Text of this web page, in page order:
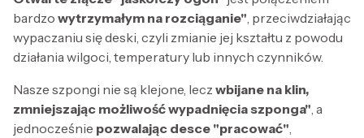
bardzo wytrzymałym na rozciąganie", przeciwdziałając
wypaczaniu się deski, czyli zmianie jej kształtu z powodu
działania wilgoci, temperatury lub innych czynników.
Nasze szpongi nie są klejone, lecz wbijane na klin,
zmniejszając możliwość wypadnięcia szponga", a
jednocześnie pozwalając desce "pracować",